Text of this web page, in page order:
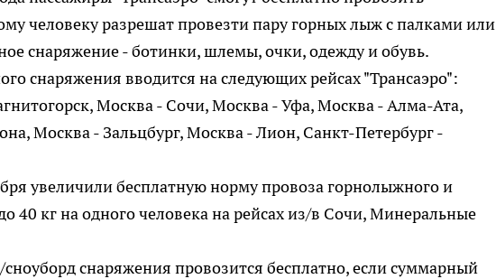
человеку разрешат провезти пару горных лыж с палками или
снаряжение - ботинки, шлемы, очки, одежду и обувь.
снаряжения вводится на следующих рейсах "Трансаэро":
Москва - Сочи, Москва - Уфа, Москва - Алма-Ата,
Москва - Зальцбург, Москва - Лион, Санкт-Петербург -
увеличили бесплатную норму провоза горнолыжного и
40 кг на одного человека на рейсах из/в Сочи, Минеральные
снаряжения провозится бесплатно, если суммарный